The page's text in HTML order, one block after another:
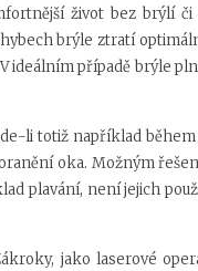
život bez brýlí
brýle ztratí
ideálním případě brýle
li totiž například během
oka. Možným
plavání, není jejich
jako laserové